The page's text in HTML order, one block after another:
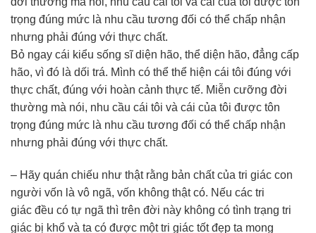
Bỏ ngay cái kiểu sống sĩ diện hão, thể diện hão, đẳng cấp
hão, vì đó là dối trá. Mình có thể thể hiện cái tôi đúng với
thực chất, đúng với hoàn cảnh thực tế. Miễn cưỡng đời
thường mà nói, nhu cầu cái tôi và cái của tôi được tôn
trọng đúng mức là nhu cầu tương đối có thể chấp nhận
nhưng phải đúng với thực chất.
– Hãy quán chiếu như thật rằng bản chất của tri giác con
người vốn là vô ngã, vốn không thật có. Nếu các tri
giác đều có tự ngã thì trên đời này không có tình trạng tri
giác bị khổ và ta có được một tri giác tốt đẹp ta mong